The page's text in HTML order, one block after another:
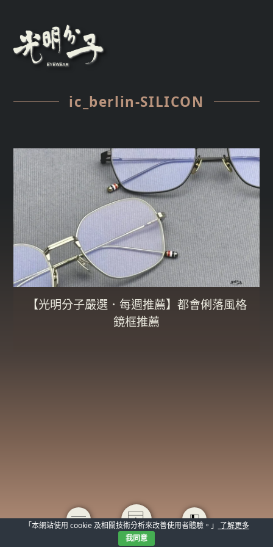
ic_berlin-SILICON
【光明分子嚴選．每週推薦】都會俐落風格
鏡框推薦
「本網站使用 cookie 及相關技術分析來改善使用者體驗。」
了解更多
我同意